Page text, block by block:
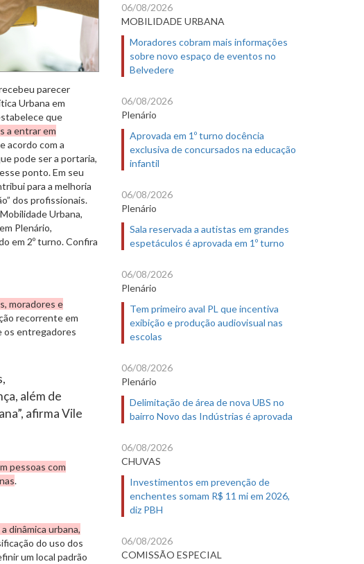
parecer
Urbana em
que
a entrar em
acordo com a
pode ser a portaria,
ponto. Em seu
para a melhoria
dos profissionais.
Urbana,
Plenário,
em 2º turno. Confira
moradores e
recorrente em
os entregadores
além de
afirma Vile
pessoas com
.
dinâmica urbana,
do uso dos
um local padrão
06/08/2026
MOBILIDADE URBANA
Moradores cobram mais informações
sobre novo espaço de eventos no
Belvedere
06/08/2026
Plenário
Aprovada em 1º turno docência
exclusiva de concursados na educação
infantil
06/08/2026
Plenário
Sala reservada a autistas em grandes
espetáculos é aprovada em 1º turno
06/08/2026
Plenário
Tem primeiro aval PL que incentiva
exibição e produção audiovisual nas
escolas
06/08/2026
Plenário
Delimitação de área de nova UBS no
bairro Novo das Indústrias é aprovada
06/08/2026
CHUVAS
Investimentos em prevenção de
enchentes somam R$ 11 mi em 2026,
diz PBH
06/08/2026
COMISSÃO ESPECIAL